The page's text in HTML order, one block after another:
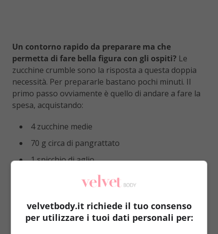
Un contorno rapido da preparare ma che
permetta di fare bella figura con gli ospiti? Le
zucchine crumble sono la risposta a questa doppia
necessità. Per prepararle bastano pochi minuti. Il
primo passo ovviamente è quello di andare a fare la
spesa, acquistando:
4 zucchine medie
70 g circa di pangrattato
1 spicchio di aglio
peperoncino a piacimento
olio
velvetbody.it richiede il tuo consenso
per utilizzare i tuoi dati personali per: